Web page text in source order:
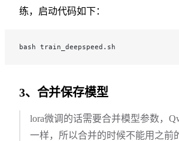
练，启动代码如下：
bash train_deepspeed.sh
3、合并保存模型
lora微调的话需要合并模型参数，
一样，所以合并的时候不能用之前